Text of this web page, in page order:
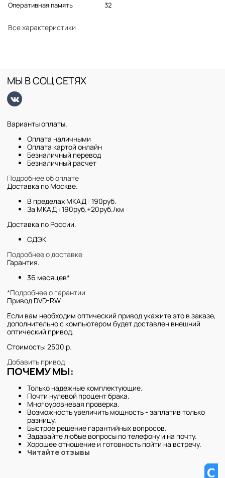
Оперативная память
32
Все характеристики
МЫ В СОЦ СЕТЯХ
Варианты оплаты.
Оплата наличными
Оплата картой онлайн
Безналичный перевод
Безналичный расчет
Подробнее об оплате
Доставка по Москве.
В пределах МКАД : 190руб.
За МКАД : 190руб.+20руб./км
Доставка по России.
СДЭК
Подробнее о доставке
Гарантия.
36 месяцев*
*Подробнее о гарантии
Привод DVD-RW
Если вам необходим оптический привод укажите это в заказе,
дополнительно с компьютером будет доставлен внешний
оптический привод.
Стоимость: 2500 р.
Добавить привод
ПОЧЕМУ МЫ:
Только надежные комплектующие.
Почти нулевой процент брака.
Многоуровневая проверка.
Возможность увеличить мощность - заплатив только
разницу.
Быстрое решение гарантийных вопросов.
Задавайте любые вопросы по телефону и на почту.
Хорошее отношение и готовность пойти на встречу.
Читайте отзывы